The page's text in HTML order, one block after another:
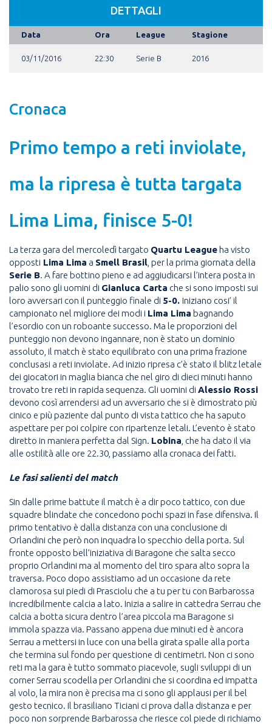
DETTAGLI
Data Ora League Stagione
03/11/2016 22:30 Serie B 2016
Cronaca
Primo tempo a reti inviolate,
ma la ripresa è tutta targata
Lima Lima, finisce 5-0!
La terza gara del mercoledì targato Quartu League ha visto
opposti Lima Lima a Smell Brasil , per la prima giornata della
Serie B. A fare bottino pieno e ad aggiudicarsi l’intera posta in
palio sono gli uomini di Gianluca Carta che si sono imposti sui
loro avversari con il punteggio finale di 5-0. Iniziano cosi’ il
campionato nel migliore dei modi i Lima Lima bagnando
l’esordio con un roboante successo. Ma le proporzioni del
punteggio non devono ingannare, non è stato un dominio
assoluto, il match è stato equilibrato con una prima frazione
conclusasi a reti inviolate. Ad inizio ripresa c’è stato il blitz letale
dei giocatori in maglia bianca che nel giro di dieci minuti hanno
trovato tre reti in rapida sequenza. Gli uomini di Alessio Rossi
devono così arrendersi ad un avversario che si è dimostrato più
cinico e più paziente dal punto di vista tattico che ha saputo
aspettare per poi colpire con ripartenze letali. L’evento è stato
diretto in maniera perfetta dal Sign. Lobina , che ha dato il via
alle ostilità alle ore 22.30, passiamo alla cronaca dei fatti.
Le fasi salienti del match
Sin dalle prime battute il match è a dir poco tattico, con due
squadre blindate che concedono pochi spazi in fase difensiva. Il
primo tentativo è dalla distanza con una conclusione di
Orlandini che però non inquadra lo specchio della porta. Sul
fronte opposto bell’iniziativa di Baragone che salta secco
proprio Orlandini ma al momento del tiro spara alto sopra la
traversa. Poco dopo assistiamo ad un occasione da rete
clamorosa sui piedi di Prasciolu che a tu per tu con Barbarossa
incredibilmente calcia a lato. Inizia a salire in cattedra Serrau che
calcia a botta sicura dentro l’area piccola ma Baragone si
immola spazza via. Passano appena due minuti ed è ancora
Serrau a mettersi in luce con una bella girata spalle alla porta
che termina sul fondo per questione di centimetri. Non ci sono
reti ma la gara è tutto sommato piacevole, sugli sviluppi di un
corner Serrau scodella per Orlandini che si coordina ed impatta
al volo, la mira non è precisa ma ci sono gli applausi per il bel
gesto tecnico. Il brasiliano Ticiani ci prova dalla distanza e per
poco non sorprende Barbarossa che riesce col piede di richiamo